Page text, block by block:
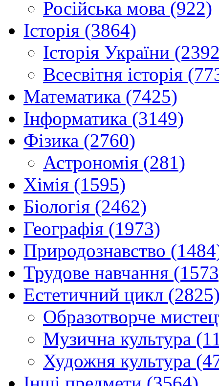
Російська мова (922)
Історія (3864)
Історія України
Всесвітня історія
Математика (7425)
Інформатика (3149)
Фізика (2760)
Астрономія (281)
Хімія (1595)
Біологія (2462)
Географія (1973)
Природознавство
Трудове навчання
Естетичний цикл
Образотворче
Музична культура
Художня культура